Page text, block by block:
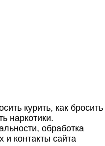
курить, как бросить
наркотики.
обработка
и контакты сайта